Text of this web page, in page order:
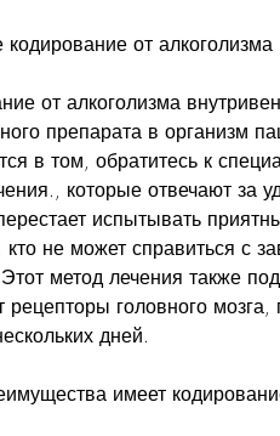
кодирование от
от алкоголизма
препарата в организм
в том, обратитесь к
которые отвечают за
испытывать
кто не может справиться с
метод лечения также
рецепторы головного
дней.
имеет